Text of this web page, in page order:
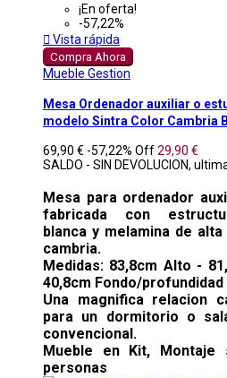
¡En oferta!
-57,22%
 Vista rápida
Compra Ahora
Mueble Gestion
Mesa Ordenador auxiliar o
modelo Sintra Color Cambria
69,90 € -57,22% Off29,90 €
SALDO - SIN DEVOLUCION,
Mesa para ordenador
fabricada con
blanca y melamina de
cambria.
Medidas: 83,8cm Alto -
40,8cm Fondo/profundidad
Una magnifica relacion
para un dormitorio o
convencional.
Mueble en Kit, Montaje
personas